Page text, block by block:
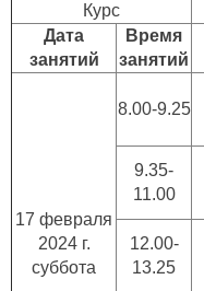
Курс
Дата
занятий
Время
занятий
17 февраля
2024 г.
суббота
8.00-9.25
9.35-
11.00
12.00-
13.25